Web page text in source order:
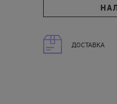
ДОСТАВКА